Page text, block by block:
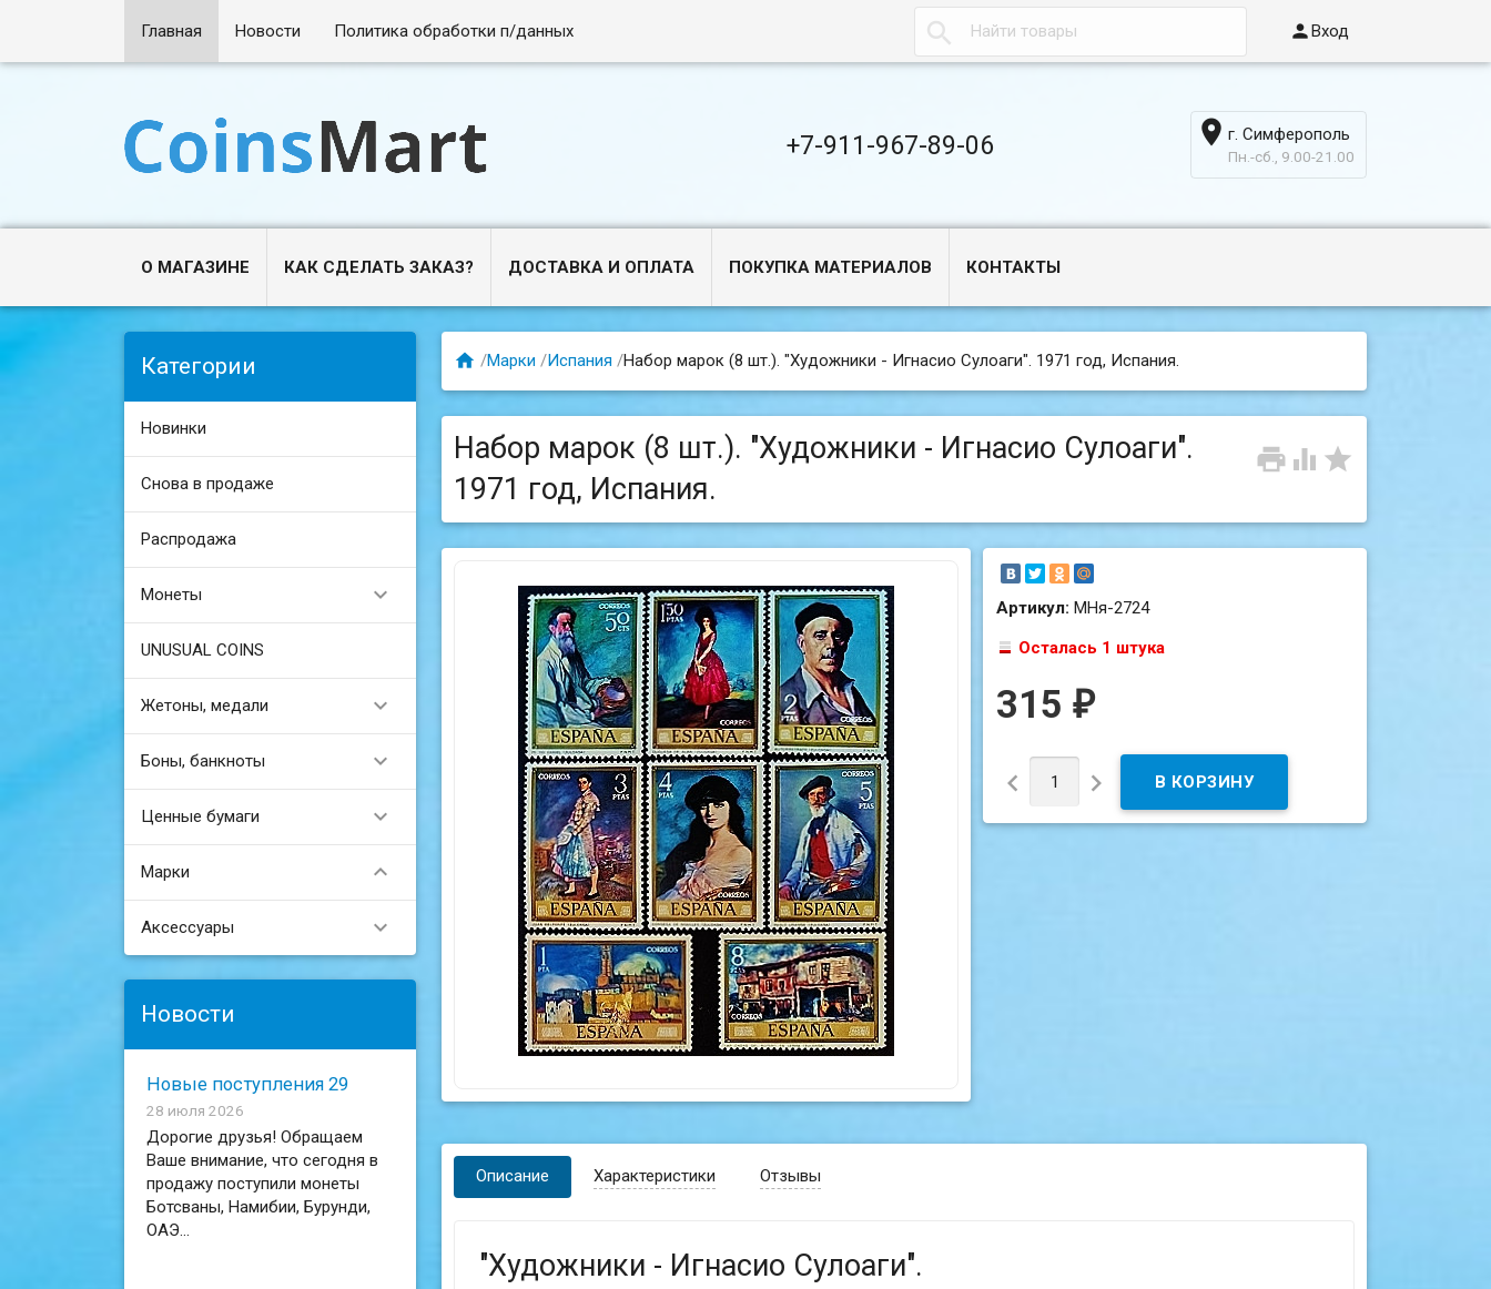
Главная Новости Политика обработки п/данных  Вход
+7-911-967-89-06  г. Симферополь
Пн.-сб., 9.00-21.00
О МАГАЗИНЕ КАК СДЕЛАТЬ ЗАКАЗ? ДОСТАВКА И ОПЛАТА ПОКУПКА МАТЕРИАЛОВ КОНТАКТЫ
Категории
Новинки
Снова в продаже
Распродажа
Монеты 
UNUSUAL COINS
Жетоны, медали 
Боны, банкноты 
Ценные бумаги 
Марки 
Аксессуары 
Новости
Новые поступления 29
28 июля 2026
Дорогие друзья! Обращаем
Ваше внимание, что сегодня в
продажу поступили монеты
Ботсваны, Намибии, Бурунди,
ОАЭ...
 /Марки /Испания /Набор марок (8 шт.). "Художники - Игнасио Сулоаги". 1971 год, Испания.
  
Набор марок (8 шт.). "Художники - Игнасио Сулоаги".
1971 год, Испания.
Артикул:МНя-2724
Осталась 1 штука
315₽
 
Описание Характеристики Отзывы
"Художники - Игнасио Сулоаги".